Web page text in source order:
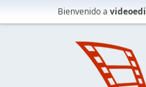
Bienvenido a